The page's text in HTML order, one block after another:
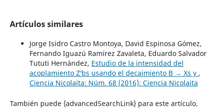
Artículos similares
Jorge Isidro Castro Montoya, David Espinosa Gómez,
Fernando Iguazú Ramí­rez Zavaleta, Eduardo Salvador
Tututi Hernández, Estudio de la intensidad del
acoplamiento Z′bs usando el decaimiento B → Xs y ,
Ciencia Nicolaita: Núm. 68 (2016): Ciencia Nicolaita
También puede {advancedSearchLink} para este artículo.